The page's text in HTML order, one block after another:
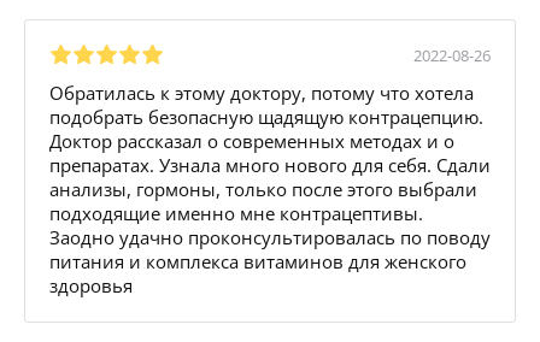
2022-08-26
Обратилась к этому доктору, потому что хотела
подобрать безопасную щадящую контрацепцию.
Доктор рассказал о современных методах и о
препаратах. Узнала много нового для себя. Сдали
анализы, гормоны, только после этого выбрали
подходящие именно мне контрацептивы.
Заодно удачно проконсультировалась по поводу
питания и комплекса витаминов для женского
здоровья